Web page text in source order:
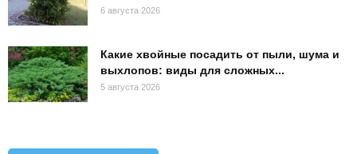
6 августа 2026
Какие хвойные посадить от пыли, шума и
выхлопов: виды для сложных...
5 августа 2026